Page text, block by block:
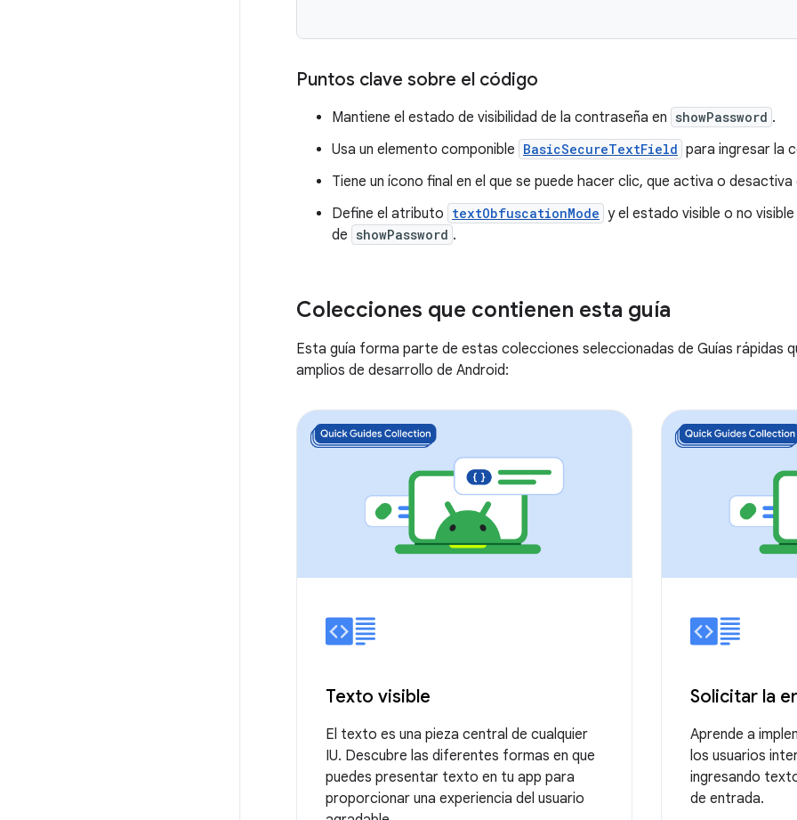
Puntos clave sobre el código
Mantiene el estado de visibilidad de la contraseña en showPassword .
Usa un elemento componible BasicSecureTextField para ingresar la
Tiene un ícono final en el que se puede hacer clic, que activa o
Define el atributo textObfuscationMode y el estado visible o no
de showPassword .
Colecciones que contienen esta guía
Esta guía forma parte de estas colecciones seleccionadas de Guías rápidas
amplios de desarrollo de Android:
Texto visible
El texto es una pieza central de cualquier
IU. Descubre las diferentes formas en que
puedes presentar texto en tu app para
proporcionar una experiencia del usuario
Solicitar la
Aprende a
los usuarios
ingresando
de entrada.